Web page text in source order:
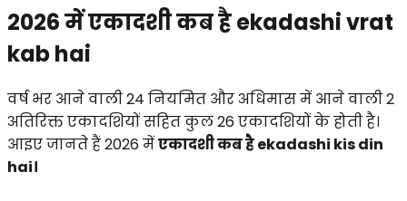
2026 में एकादशी कब है ekadashi vrat
kab hai
वर्ष भर आने वाली 24 नियमित और अधिमास में आने वाली 2
अतिरिक्त एकादशियों सहित कुल 26 एकादशियों के होती है।
आइए जानते हैं 2026 मेंएकादशी कब है ekadashi kis din
hai।